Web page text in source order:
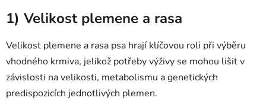
1) Velikost plemene a rasa
Velikost plemene a rasa psa hrají klíčovou roli při výběru
vhodného krmiva, jelikož potřeby výživy se mohou lišit v
závislosti na velikosti, metabolismu a genetických
predispozicích jednotlivých plemen.